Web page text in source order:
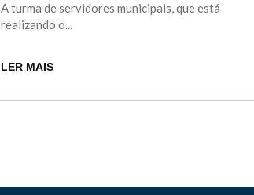
A turma de servidores municipais, que está
realizando o...
LER MAIS